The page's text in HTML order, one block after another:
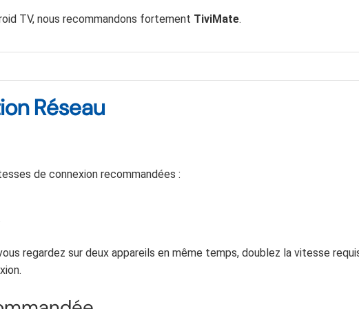
TV, nous recommandons fortement TiviMate.
Réseau
de connexion recommandées :
regardez sur deux appareils en même temps, doublez la vitesse